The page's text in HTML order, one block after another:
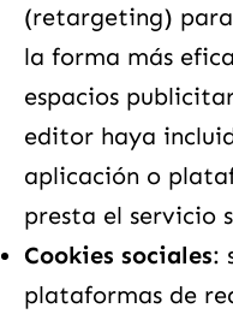
(retargeting)
la forma más
espacios
editor haya
aplicación o
presta el servicio
Cookies sociales:
plataformas de